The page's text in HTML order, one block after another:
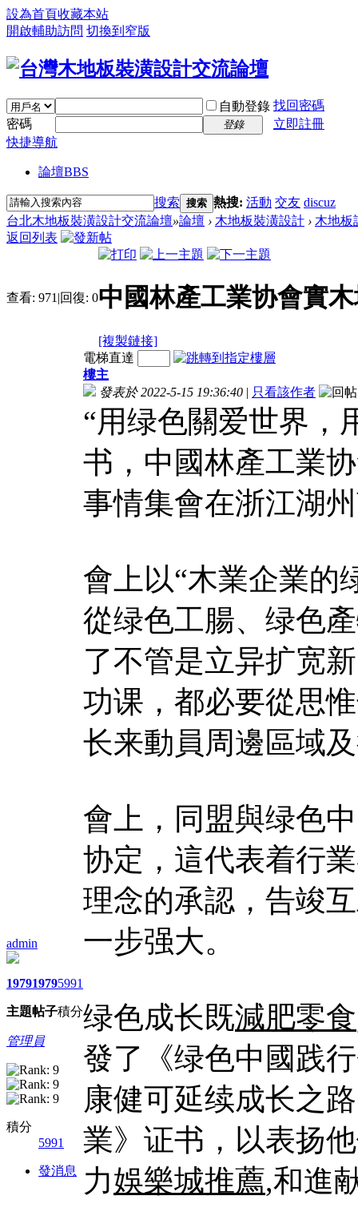
設為首頁收藏本站
開啟輔助訪問 切換到窄版
自動登錄 找回密碼
密碼
登錄
立即註冊
快捷導航
論壇BBS
搜索 搜索 熱搜: 活動 交友 discuz
台北木地板裝潢設計交流論壇»論壇 › 木地板裝潢設計 › 木地板
返回列表
查看: 971 |回復: 0中國林產工業协會實
[複製鏈接]
admin
1979
主題
1979
帖子
5991
積分
管理員
積分
5991
發消息
電梯直達
樓主
發表於 2022-5-15 19:36:40 | 只看該作者
“用绿色關爱世界，
书，中國林產工業
事情集會在浙江湖
會上以“木業企業的
從绿色工腸、绿色
了不管是立异扩宽
功课，都必要從思
长来動員周邊區域
會上，同盟與绿色
协定，這代表着行
理念的承認，告竣
一步强大。
绿色成长既減肥零食
發了《绿色中國践
康健可延续成长之
業》证书，以表扬
力娛樂城推薦,和進